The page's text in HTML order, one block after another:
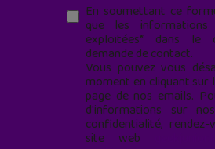
En soumettant ce
que les informations
exploitées* dans le
demande de contact.
Vous pouvez vous
moment en cliquant sur
page de nos emails.
d'informations sur
confidentialité,
site web